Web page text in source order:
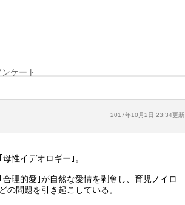
ンケート
2017年10月2日 23:34更新
性イデオロギー｣。
理的愛｣が自然な愛情を剥奪し、育児ノイロ
の問題を引き起こしている。